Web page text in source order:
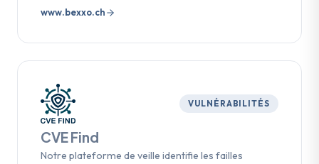
www.bexxo.ch
VULNÉRABILITÉS
CVE Find
Notre plateforme de veille identifie les failles